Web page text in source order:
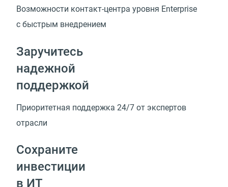
Возможности контакт-центра уровня Enterprise
с быстрым внедрением
Заручитесь
надежной
поддержкой
Приоритетная поддержка 24/7 от экспертов
отрасли
Сохраните
инвестиции
в ИТ